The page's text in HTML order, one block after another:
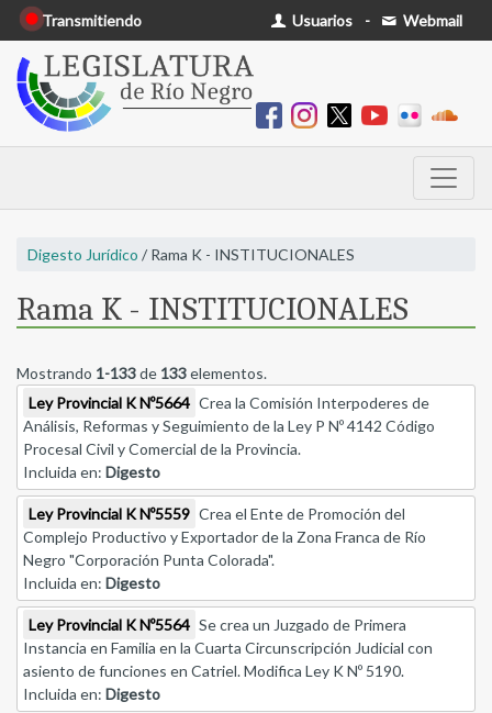
Transmitiendo Usuarios - Webmail
Digesto Jurídico / Rama K - INSTITUCIONALES
Rama K - INSTITUCIONALES
Mostrando 1-133de 133elementos.
Ley Provincial K Nº5664 Crea la Comisión Interpoderes de
Análisis, Reformas y Seguimiento de la Ley P Nº 4142 Código
Procesal Civil y Comercial de la Provincia.
Incluida en: Digesto
Ley Provincial K Nº5559 Crea el Ente de Promoción del
Complejo Productivo y Exportador de la Zona Franca de Río
Negro "Corporación Punta Colorada".
Incluida en: Digesto
Ley Provincial K Nº5564 Se crea un Juzgado de Primera
Instancia en Familia en la Cuarta Circunscripción Judicial con
asiento de funciones en Catriel. Modifica Ley K Nº 5190.
Incluida en: Digesto